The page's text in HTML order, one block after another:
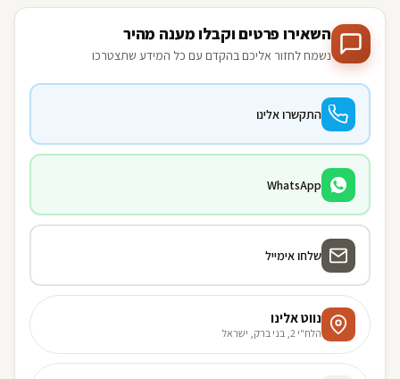
השאירו פרטים וקבלו מענה מהיר
נשמח לחזור אליכם בהקדם עם כל המידע שתצטרכו
התקשרו אלינו
WhatsApp
שלחו אימייל
נווט אלינו
הלח"י 2, בני ברק, ישראל